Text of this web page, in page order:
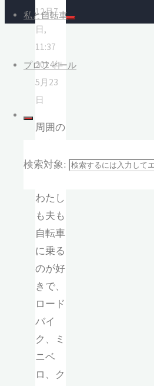
私と自転車
プロフィール
検索対象:
12月7
日,
11:37
2014年
5月23
日
周囲の
ありま
わたし
も夫も
自転車
に乗る
のが好
きで、
ロード
バイ
ク、ミ
ニベ
ロ、ク